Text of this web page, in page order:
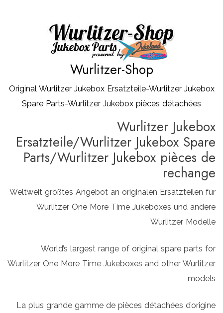
Wurlitzer-Shop
Original Wurlitzer Jukebox Ersatzteile-Wurlitzer Jukebox
Spare Parts-Wurlitzer Jukebox pièces détachées
Wurlitzer Jukebox
Ersatzteile/Wurlitzer Jukebox Spare
Parts/Wurlitzer Jukebox pièces de
rechange
Weltweit größtes Angebot an originalen Ersatzteilen für
Wurlitzer One More Time Jukeboxes und andere
Wurlitzer Modelle
World’s largest range of original spare parts for
Wurlitzer One More Time Jukeboxes and other Wurlitzer
models
La plus grande gamme de pièces détachées d’origine